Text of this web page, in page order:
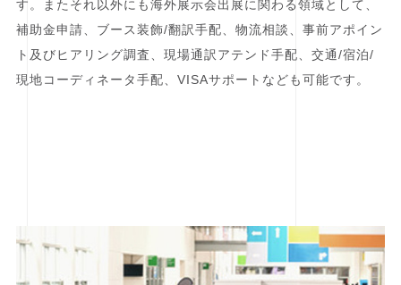
す。またそれ以外にも海外展示会出展に関わる領域として、
補助金申請、ブース装飾/翻訳手配、物流相談、事前アポイン
ト及びヒアリング調査、現場通訳アテンド手配、交通/宿泊/
現地コーディネータ手配、VISAサポートなども可能です。